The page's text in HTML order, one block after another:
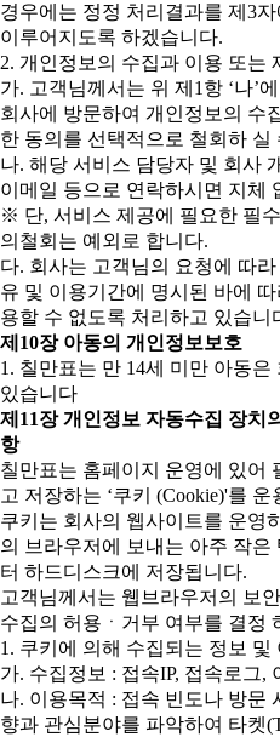
경우에는 정정 처리결과를 제3
이루어지도록 하겠습니다.
2. 개인정보의 수집과 이용 또는
가. 고객님께서는 위 제1항 ‘나’
회사에 방문하여 개인정보의 수
한 동의를 선택적으로 철회하 실
나. 해당 서비스 담당자 및 회사
이메일 등으로 연락하시면 지체
※ 단, 서비스 제공에 필요한 필
의철회는 예외로 합니다.
다. 회사는 고객님의 요청에 따
유 및 이용기간에 명시된 바에
용할 수 없도록 처리하고 있습니
제10장 아동의 개인정보보호
1. 칠만표는 만 14세 미만 아동
있습니다
제11장 개인정보 자동수집 장치
항
칠만표는 홈페이지 운영에 있어
고 저장하는 ‘쿠키 (Cookie)'를 운
쿠키는 회사의 웹사이트를 운영
의 브라우저에 보내는 아주 작
터 하드디스크에 저장됩니다.
고객님께서는 웹브라우저의 보
수집의 허용ㆍ거부 여부를 결정
1. 쿠키에 의해 수집되는 정보 및
가. 수집정보 : 접속IP, 접속로그,
나. 이용목적 : 접속 빈도나 방문
향과 관심분야를 파악하여 타켓